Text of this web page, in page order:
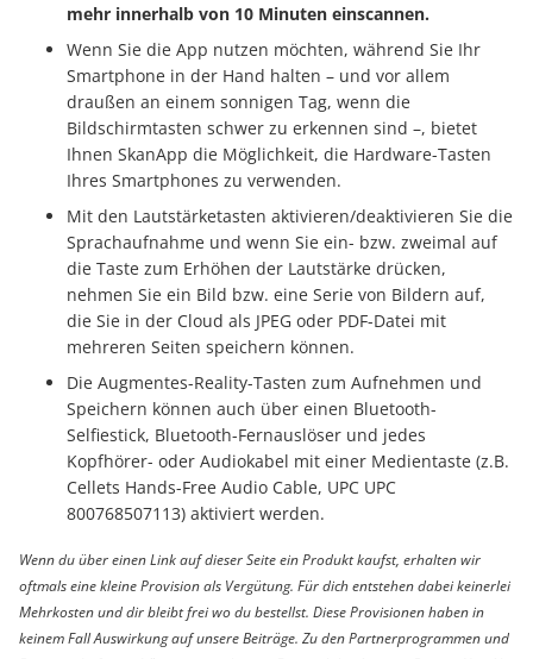
mehr innerhalb von 10 Minuten einscannen.
Wenn Sie die App nutzen möchten, während Sie Ihr
Smartphone in der Hand halten – und vor allem
draußen an einem sonnigen Tag, wenn die
Bildschirmtasten schwer zu erkennen sind –, bietet
Ihnen SkanApp die Möglichkeit, die Hardware-Tasten
Ihres Smartphones zu verwenden.
Mit den Lautstärketasten aktivieren/deaktivieren Sie die
Sprachaufnahme und wenn Sie ein- bzw. zweimal auf
die Taste zum Erhöhen der Lautstärke drücken,
nehmen Sie ein Bild bzw. eine Serie von Bildern auf,
die Sie in der Cloud als JPEG oder PDF-Datei mit
mehreren Seiten speichern können.
Die Augmentes-Reality-Tasten zum Aufnehmen und
Speichern können auch über einen Bluetooth-
Selfiestick, Bluetooth-Fernauslöser und jedes
Kopfhörer- oder Audiokabel mit einer Medientaste (z.B.
Cellets Hands-Free Audio Cable, UPC UPC
800768507113) aktiviert werden.
Wenn du über einen Link auf dieser Seite ein Produkt kaufst, erhalten wir
oftmals eine kleine Provision als Vergütung. Für dich entstehen dabei keinerlei
Mehrkosten und dir bleibt frei wo du bestellst. Diese Provisionen haben in
keinem Fall Auswirkung auf unsere Beiträge. Zu den Partnerprogrammen und